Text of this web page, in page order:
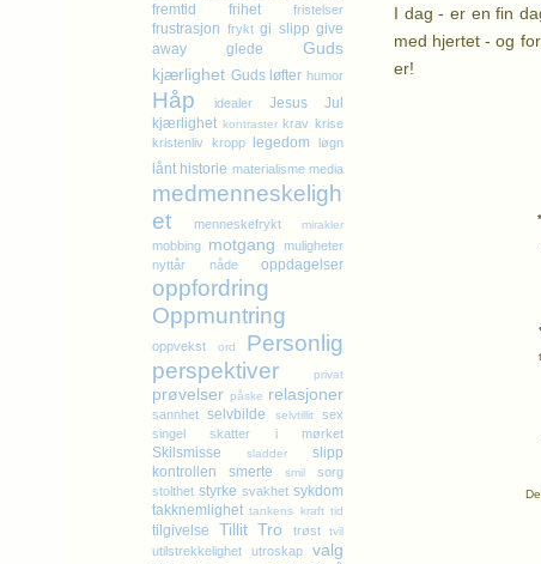
I dag - er en fin
med hjertet - og
er!
fremtid
frihet fristelser
frustrasjon frykt gi slipp give
away
glede
Guds
kjærlighet Guds løfter humor
Håp idealer Jesus
Jul
kjærlighet kontraster krav krise
kristenliv kropp legedom løgn
lånt historie materialisme media
medmenneskeligh
et
menneskefrykt mirakler
mobbing motgang
muligheter
nyttår
nåde oppdagelser
oppfordring
Oppmuntring
oppvekst ord
Personlig
perspektiver
privat
prøvelser påske relasjoner
sannhet selvbilde selvtillit
sex
singel
skatter i mørket
Skilsmisse sladder
slipp
kontrollen
smerte smil
sorg
stolthet styrke svakhet sykdom
takknemlighet tankens kraft tid
tilgivelse Tillit Tro trøst tvil
utilstrekkelighet utroskap valg